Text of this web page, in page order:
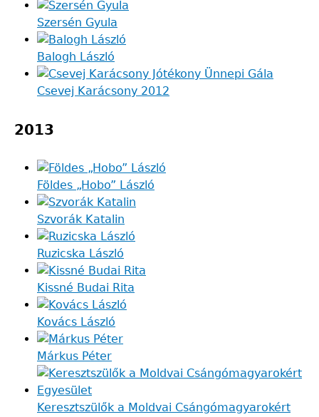
Szersén Gyula
Balogh László
Csevej Karácsony 2012
2013
Földes „Hobo” László
Szvorák Katalin
Ruzicska László
Kissné Budai Rita
Kovács László
Márkus Péter
Keresztszülők a Moldvai Csángómagyarokért